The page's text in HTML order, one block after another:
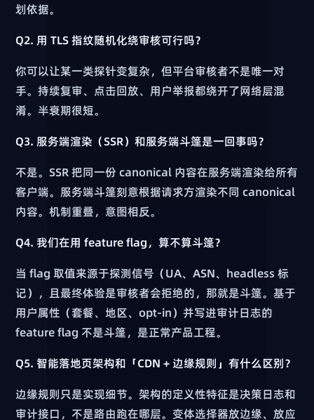
划依据。
Q2. 用 TLS 指纹随机化绕审核可行吗？
你可以让某一类探针变复杂，但平台审核者不是唯一对
手。持续复审、点击回放、用户举报都绕开了网络层混
淆。半衰期很短。
Q3. 服务端渲染（SSR）和服务端斗篷是一回事吗？
不是。SSR 把同一份 canonical 内容在服务端渲染给所有
客户端。服务端斗篷刻意根据请求方渲染不同 canonical
内容。机制重叠，意图相反。
Q4. 我们在用 feature flag，算不算斗篷？
当 flag 取值来源于探测信号（UA、ASN、headless 标
记），且最终体验是审核者会拒绝的，那就是斗篷。基于
用户属性（套餐、地区、opt-in）并写进审计日志的
feature flag 不是斗篷，是正常产品工程。
Q5. 智能落地页架构和「CDN + 边缘规则」有什么区别？
边缘规则只是实现细节。架构的定义性特征是决策日志和
审计接口，不是路由跑在哪层。变体选择器放边缘、放应